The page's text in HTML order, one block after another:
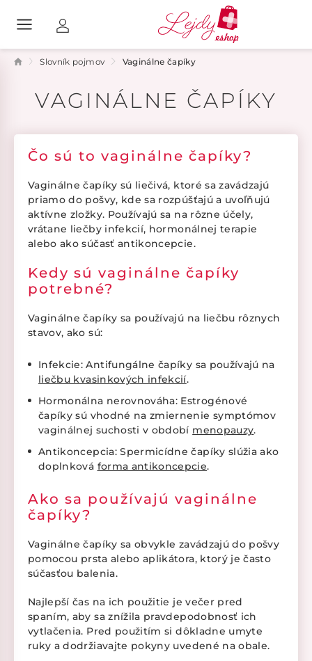
Slovník pojmov Vaginálne čapíky
VAGINÁLNE ČAPÍKY
Čo sú to vaginálne čapíky?
Vaginálne čapíky sú liečivá, ktoré sa zavádzajú
priamo do pošvy, kde sa rozpúšťajú a uvoľňujú
aktívne zložky. Používajú sa na rôzne účely,
vrátane liečby infekcií, hormonálnej terapie
alebo ako súčasť antikoncepcie.
Kedy sú vaginálne čapíky
potrebné?
Vaginálne čapíky sa používajú na liečbu rôznych
stavov, ako sú:
Infekcie: Antifungálne čapíky sa používajú na
liečbu kvasinkových infekcií.
Hormonálna nerovnováha: Estrogénové
čapíky sú vhodné na zmiernenie symptómov
vaginálnej suchosti v období menopauzy.
Antikoncepcia: Spermicídne čapíky slúžia ako
doplnková forma antikoncepcie.
Ako sa používajú vaginálne
čapíky?
Vaginálne čapíky sa obvykle zavádzajú do pošvy
pomocou prsta alebo aplikátora, ktorý je často
súčasťou balenia.
Najlepší čas na ich použitie je večer pred
spaním, aby sa znížila pravdepodobnosť ich
vytlačenia. Pred použitím si dôkladne umyte
ruky a dodržiavajte pokyny uvedené na obale.